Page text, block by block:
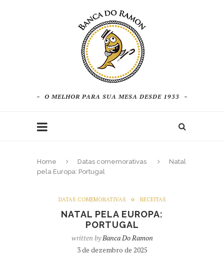
O MELHOR PARA SUA MESA DESDE 1933
Home Datas comemorativas
Natal
pela Europa: Portugal
DATAS COMEMORATIVAS RECEITAS
NATAL PELA EUROPA:
PORTUGAL
written byBanca Do Ramon
3 de dezembro de 2025